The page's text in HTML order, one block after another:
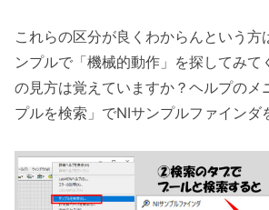
これらの区分が良くわからんという方
ンプルで「機械的動作」を探してみて
の見方は覚えていますか？ヘルプのメ
プルを検索」でNIサンプルファインダ